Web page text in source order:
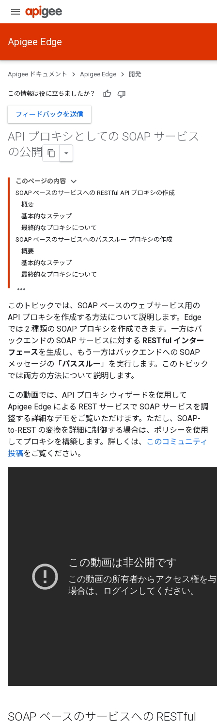
Apigee Edge
Apigee ドキュメント Apigee Edge 開発
この情報は役に立ちましたか？
フィードバックを送信
API プロキシとしての SOAP サービス
の公開
このページの内容
SOAP ベースのサービスへの RESTful API プロキシの作成
概要
基本的なステップ
最終的なプロキシについて
SOAP ベースのサービスへのパススルー プロキシの作成
概要
基本的なステップ
最終的なプロキシについて
このトピックでは、SOAP ベースのウェブサービス用の
API プロキシを作成する方法について説明します。Edge
では 2 種類の SOAP プロキシを作成できます。一方はバ
ックエンドの SOAP サービスに対する RESTful インター
フェースを生成し、もう一方はバックエンドへの SOAP
メッセージの「パススルー」を実行します。このトピック
では両方の方法について説明します。
この動画では、API プロキシ ウィザードを使用して
Apigee Edge による REST サービスで SOAP サービスを調
整する詳細なデモをご覧いただけます。ただし、SOAP-
to-REST の変換を詳細に制御する場合は、ポリシーを使用
してプロキシを構築します。詳しくは、
このコミュニティ
投稿をご覧ください。
SOAP ベースのサービスへの RESTful